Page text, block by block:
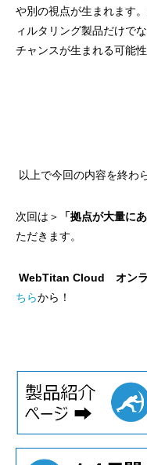
や別の視点が生まれます
ィルタリング製品だけで
チャンスが生まれる可能性
以上で今回の内容を終わ
次回は＞ 「拠点が大量に
ただきます。
WebTitan Cloud オンラ
ちらから！